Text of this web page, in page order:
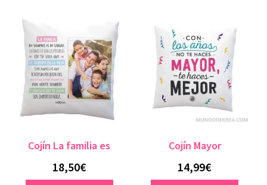
Cojín La familia es
18,50€
Cojín Mayor
14,99€